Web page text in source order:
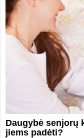
Daugybė senjorų
jiems padėti?